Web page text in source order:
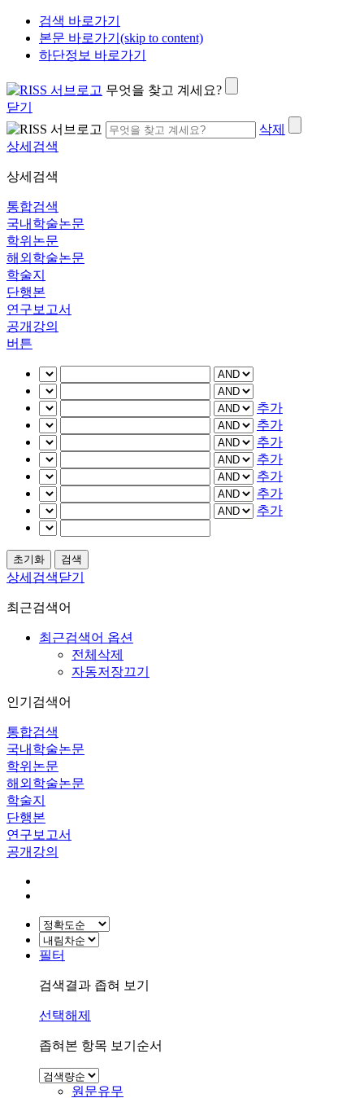
검색 바로가기
본문 바로가기(skip to content)
하단정보 바로가기
무엇을 찾고 계세요?
닫기
삭제
상세검색
상세검색
통합검색
국내학술논문
학위논문
해외학술논문
학술지
단행본
연구보고서
공개강의
버튼
추가
추가
추가
추가
추가
추가
추가
상세검색닫기
최근검색어
최근검색어 옵션
전체삭제
자동저장끄기
인기검색어
통합검색
국내학술논문
학위논문
해외학술논문
학술지
단행본
연구보고서
공개강의
필터
검색결과 좁혀 보기
선택해제
좁혀본 항목 보기순서
원문유무